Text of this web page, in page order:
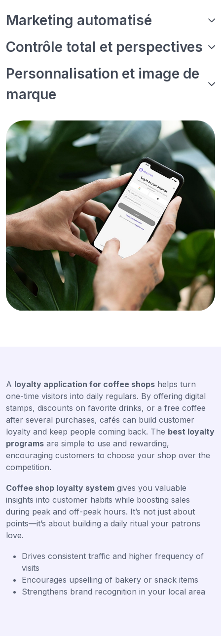
Marketing automatisé
Contrôle total et perspectives
Personnalisation et image de
marque
A loyalty application for coffee shops helps turn
one-time visitors into daily regulars. By offering digital
stamps, discounts on favorite drinks, or a free coffee
after several purchases, cafés can build customer
loyalty and keep people coming back. The best loyalty
programs are simple to use and rewarding,
encouraging customers to choose your shop over the
competition.
Coffee shop loyalty system gives you valuable
insights into customer habits while boosting sales
during peak and off-peak hours. It’s not just about
points—it’s about building a daily ritual your patrons
love.
Drives consistent traffic and higher frequency of
visits
Encourages upselling of bakery or snack items
Strengthens brand recognition in your local area